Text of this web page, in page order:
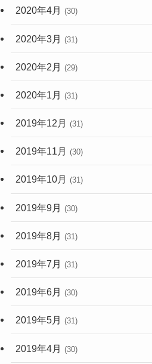
2020年4月 (30)
2020年3月 (31)
2020年2月 (29)
2020年1月 (31)
2019年12月 (31)
2019年11月 (30)
2019年10月 (31)
2019年9月 (30)
2019年8月 (31)
2019年7月 (31)
2019年6月 (30)
2019年5月 (31)
2019年4月 (30)